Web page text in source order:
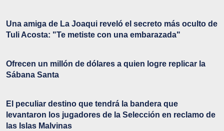
Una amiga de La Joaqui reveló el secreto más oculto de
Tuli Acosta: "Te metiste con una embarazada"
Ofrecen un millón de dólares a quien logre replicar la
Sábana Santa
El peculiar destino que tendrá la bandera que
levantaron los jugadores de la Selección en reclamo de
las Islas Malvinas